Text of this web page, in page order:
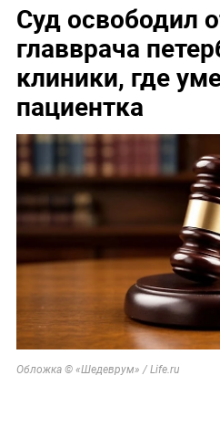
Суд освободил
главврача
клиники, где
пациентка
Обложка © «Шедеврум» / Life.ru